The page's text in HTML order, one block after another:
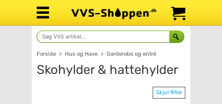
Forside > Hus og Have > Garderobe og entré
Skohylder & hattehylder
Skjul filtre